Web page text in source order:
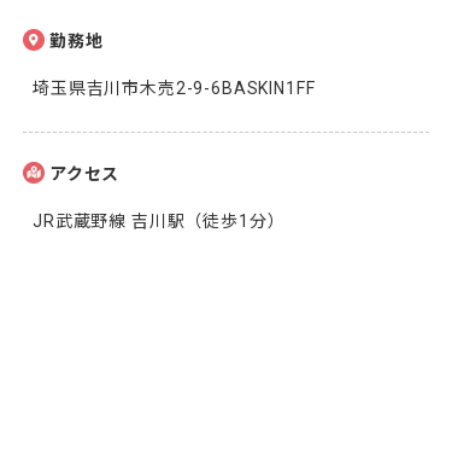
勤務地
埼玉県吉川市木売2-9-6BASKIN1FF
アクセス
JR武蔵野線 吉川駅（徒歩1分）